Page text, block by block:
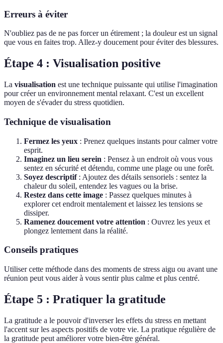
Erreurs à éviter
N'oubliez pas de ne pas forcer un étirement ; la douleur est un signal
que vous en faites trop. Allez-y doucement pour éviter des blessures.
Étape 4 : Visualisation positive
La visualisation est une technique puissante qui utilise l'imagination
pour créer un environnement mental relaxant. C'est un excellent
moyen de s'évader du stress quotidien.
Technique de visualisation
Fermez les yeux : Prenez quelques instants pour calmer votre
esprit.
Imaginez un lieu serein : Pensez à un endroit où vous vous
sentez en sécurité et détendu, comme une plage ou une forêt.
Soyez descriptif: Ajoutez des détails sensoriels : sentez la
chaleur du soleil, entendez les vagues ou la brise.
Restez dans cette image : Passez quelques minutes à
explorer cet endroit mentalement et laissez les tensions se
dissiper.
Ramenez doucement votre attention : Ouvrez les yeux et
plongez lentement dans la réalité.
Conseils pratiques
Utiliser cette méthode dans des moments de stress aigu ou avant une
réunion peut vous aider à vous sentir plus calme et plus centré.
Étape 5 : Pratiquer la gratitude
La gratitude a le pouvoir d'inverser les effets du stress en mettant
l'accent sur les aspects positifs de votre vie. La pratique régulière de
la gratitude peut améliorer votre bien-être général.